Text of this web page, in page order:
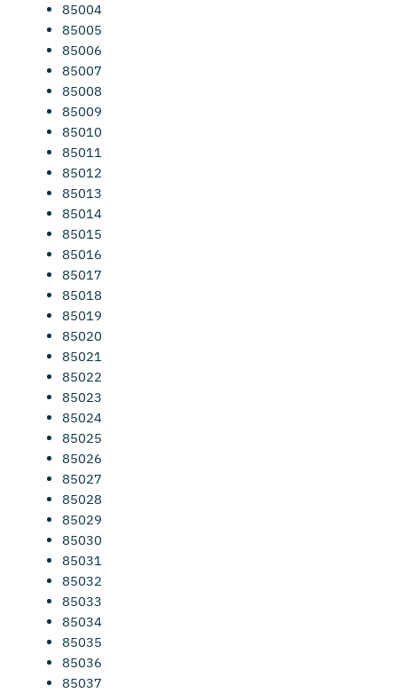
85004
85005
85006
85007
85008
85009
85010
85011
85012
85013
85014
85015
85016
85017
85018
85019
85020
85021
85022
85023
85024
85025
85026
85027
85028
85029
85030
85031
85032
85033
85034
85035
85036
85037